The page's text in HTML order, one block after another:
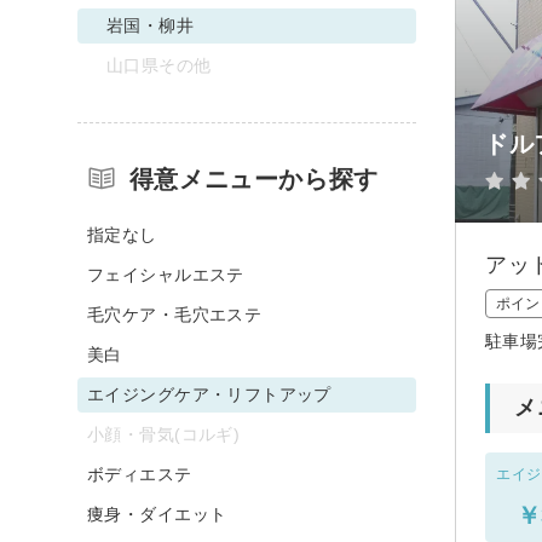
ド
アッ
ポイ
駐車場
エイ
岩国・柳井
山口県その他
得意メニューから探す
指定なし
フェイシャルエステ
毛穴ケア・毛穴エステ
美白
エイジングケア・リフトアップ
小顔・骨気(コルギ)
ボディエステ
痩身・ダイエット